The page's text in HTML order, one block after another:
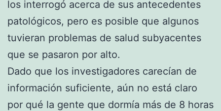
los interrogó acerca de sus antecedentes
patológicos, pero es posible que algunos
tuvieran problemas de salud subyacentes
que se pasaron por alto.
Dado que los investigadores carecían de
información suficiente, aún no está claro
por qué la gente que dormía más de 8 horas